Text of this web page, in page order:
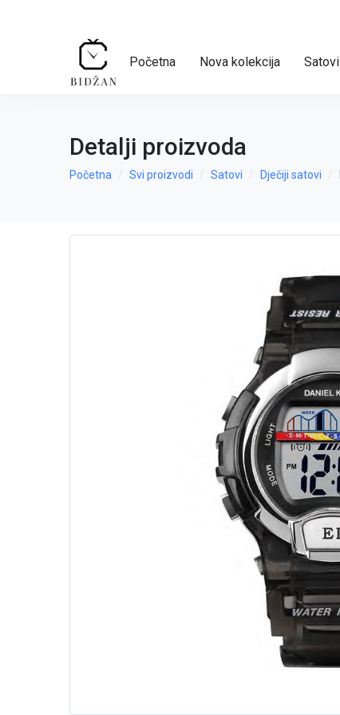
Početna Nova kolekcija Satovi
Detalji proizvoda
Početna Svi proizvodi Satovi Dječiji satovi